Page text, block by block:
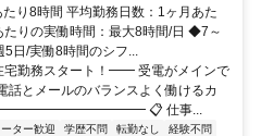
り8時間 平均勤務日数：1ヶ月あた
たりの実働時間：最大8時間/日 ◆7～
日/実働8時間のシフ...
勤務スタート！━━ 受電がメインで
話とメールのバランスよく働けるカ
📋 仕事...
ター歓迎 学歴不問 転勤なし
経験不問